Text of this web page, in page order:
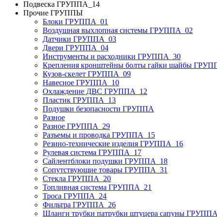
Подвеска ГРУППА_14
Прочие ГРУППЫ
Блоки ГРУППА_01
Воздушная выхлопная системы ГРУППА_02
Датчики ГРУППА_03
Двери ГРУППА_04
Инструменты и расходники ГРУППА_30
Крепления кронштейны болты гайки шайбы
Кузов-скелет ГРУППА_09
Навесное ГРУППА_10
Охлаждение ДВС ГРУППА_12
Пластик ГРУППА_13
Подушки безопасности ГРУППА
Разное
Разное ГРУППА_29
Разъемы и проводка ГРУППА_15
Резино-технические изделия ГРУППА_16
Рулевая система ГРУППА_17
Сайлентблоки подушки ГРУППА_18
Сопутствующие товары ГРУППА_31
Стекла ГРУППА_20
Топливная система ГРУППА_21
Троса ГРУППА_24
Фильтра ГРУППА_26
Шланги трубки патрубки штуцера сапуны